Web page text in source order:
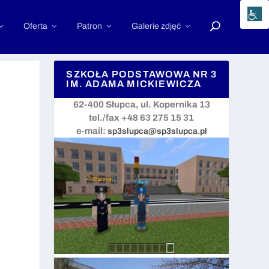
Oferta Patron Galerie zdjęć
SZKOŁA PODSTAWOWA NR 3
IM. ADAMA MICKIEWICZA
62-400 Słupca, ul. Kopernika 13
tel./fax +48 63 275 15 31
e-mail: sp3slupca@sp3slupca.pl